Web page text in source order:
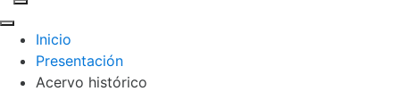
Inicio
Presentación
Acervo histórico